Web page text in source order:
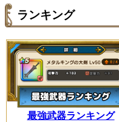
ランキング
最強武器ランキング